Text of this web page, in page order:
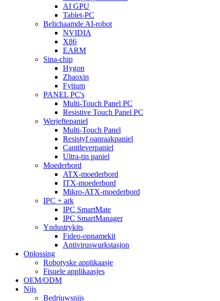
AI GPU
Tablet-PC
Belichaamde AI-robot
NVIDIA
X86
EARM
Sina-chip
Hygon
Zhaoxin
Fytium
PANEL PC's
Multi-Touch Panel PC
Resistive Touch Panel PC
Werjeftepaniel
Multi-Touch Panel
Resistyf oanraakpaniel
Cantileverpaniel
Ultra-tin paniel
Moederbord
ATX-moederbord
ITX-moederbord
Mikro-ATX-moederbord
IPC + ark
IPC SmartMate
IPC SmartManager
Yndustrykits
Fideo-opnamekit
Antiviruswurkstasjon
Oplossing
Robotyske applikaasje
Fisuele applikaasjes
OEM/ODM
Nijs
Bedriuwsnijs